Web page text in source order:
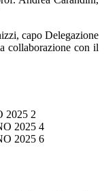
capo Delegazione
collaborazione con il